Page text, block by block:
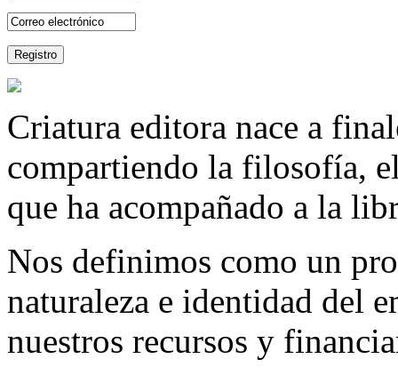
Criatura editora nace a
compartiendo la filosofía,
que ha acompañado a la
Nos definimos como un
naturaleza e identidad del
nuestros recursos y